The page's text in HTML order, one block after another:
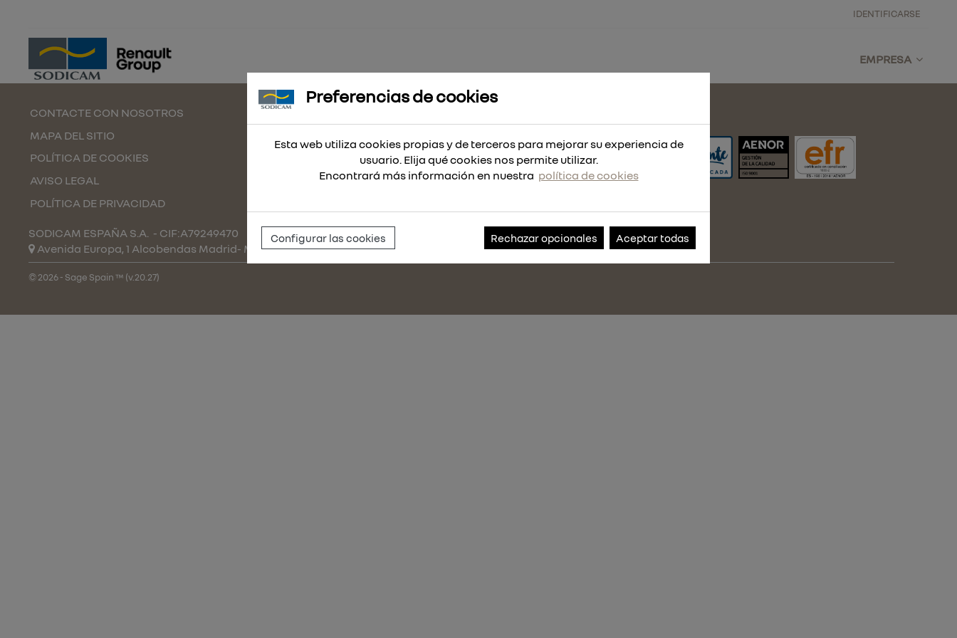
IDENTIFICARSE
EMPRESA
CONTACTE CON NOSOTROS
MAPA DEL SITIO
POLÍTICA DE COOKIES
AVISO LEGAL
POLÍTICA DE PRIVACIDAD
POLÍTICA DE USO
ACCEDE A NUESTRO CANAL DE DENUNCIAS
SODICAM ESPAÑA S.A. - CIF:A79249470
Avenida Europa, 1 Alcobendas Madrid- Madrid(España)
913741717 satmt@renault.es
© 2026 - Sage Spain ™ (v.20.27)
Preferencias de cookies
Esta web utiliza cookies propias y de terceros para mejorar su experiencia de
usuario. Elija qué cookies nos permite utilizar.
Encontrará más información en nuestra política de cookies
Configurar las cookies Rechazar opcionales Aceptar todas